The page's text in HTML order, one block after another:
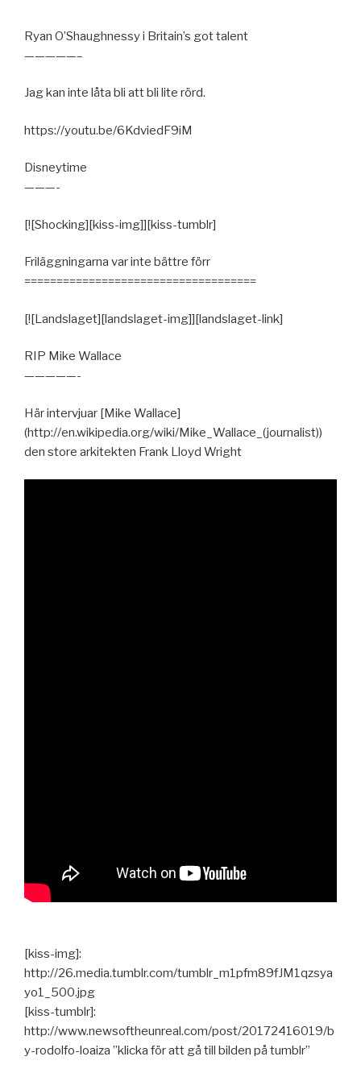
Ryan O’Shaughnessy i Britain’s got talent
—————–
Jag kan inte låta bli att bli lite rörd.
https://youtu.be/6KdviedF9iM
Disneytime
———-
[![Shocking][kiss-img]][kiss-tumblr]
Friläggningarna var inte bättre förr
====================================
[![Landslaget][landslaget-img]][landslaget-link]
RIP Mike Wallace
—————-
Här intervjuar [Mike Wallace]
(http://en.wikipedia.org/wiki/Mike_Wallace_(journalist))
den store arkitekten Frank Lloyd Wright
[kiss-img]:
http://26.media.tumblr.com/tumblr_m1pfm89fJM1qzsya
yo1_500.jpg
[kiss-tumblr]:
http://www.newsoftheunreal.com/post/20172416019/b
y-rodolfo-loaiza ”klicka för att gå till bilden på tumblr”